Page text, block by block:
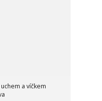
a víčkem